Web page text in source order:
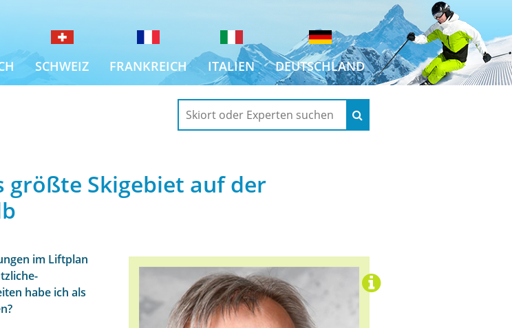
SCHWEIZ FRANKREICH ITALIEN DEUTSCHLAND
größte Skigebiet auf der
im Liftplan
habe ich als